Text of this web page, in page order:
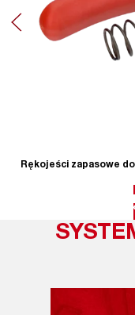
Rękojeści zapasowe